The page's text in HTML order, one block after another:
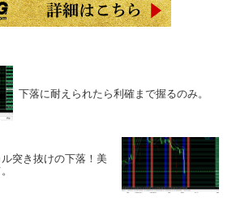
下落に耐えられたら利確まで握るのみ。
突き抜けの下落！美